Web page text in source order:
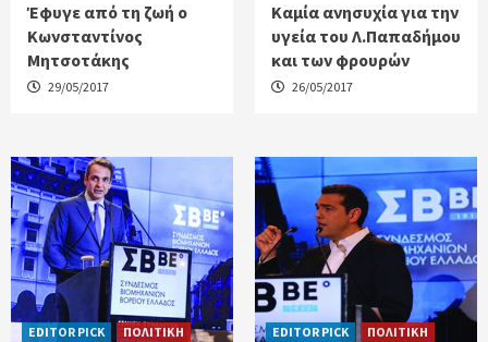
Έφυγε από τη ζωή ο
Κωνσταντίνος
Μητσοτάκης
29/05/2017
Καμία ανησυχία για την
υγεία του Λ.Παπαδήμου
και των φρουρών
26/05/2017
EDITOR PICK ΠΟΛΙΤΙΚΗ EDITOR PICK ΠΟΛΙΤΙΚΗ